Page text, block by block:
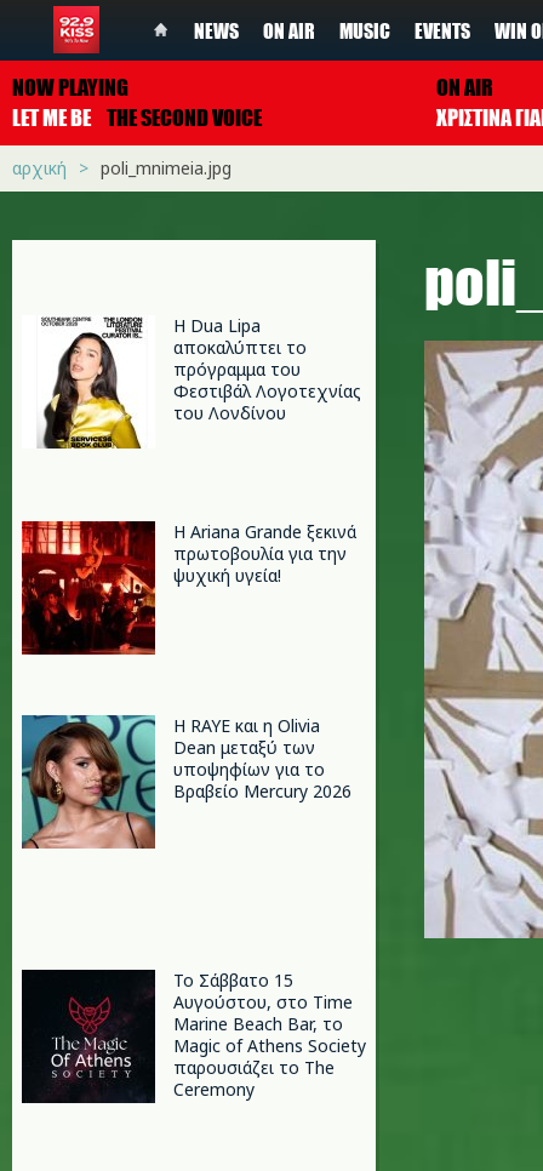
NEWS ON AIR MUSIC EVENTS WIN
NOW PLAYING
LET ME BE THE SECOND VOICE
ON AIR
ΧΡΙΣΤΙΝΑ
αρχική poli_mnimeia.jpg
Η Dua Lipa
αποκαλύπτει το
πρόγραμμα του
Φεστιβάλ Λογοτεχνίας
του Λονδίνου
Η Ariana Grande ξεκινά
πρωτοβουλία για την
ψυχική υγεία!
Η RAYE και η Olivia
Dean μεταξύ των
υποψηφίων για το
Βραβείο Mercury 2026
Το Σάββατο 15
Αυγούστου, στο Time
Marine Beach Bar, το
Magic of Athens Society
παρουσιάζει το The
Ceremony